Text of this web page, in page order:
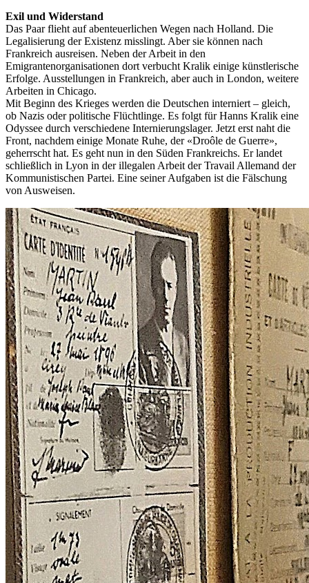
Exil und Widerstand
Das Paar flieht auf abenteuerlichen Wegen nach Holland. Die
Legalisierung der Existenz misslingt. Aber sie können nach
Frankreich ausreisen. Neben der Arbeit in den
Emigrantenorganisationen dort verbucht Kralik einige künstlerische
Erfolge. Ausstellungen in Frankreich, aber auch in London, weitere
Arbeiten in Chicago.
Mit Beginn des Krieges werden die Deutschen interniert – gleich,
ob Nazis oder politische Flüchtlinge. Es folgt für Hanns Kralik eine
Odyssee durch verschiedene Internierungslager. Jetzt erst naht die
Front, nachdem einige Monate Ruhe, der «Droôle de Guerre»,
geherrscht hat. Es geht nun in den Süden Frankreichs. Er landet
schließlich in Lyon in der illegalen Arbeit der Travail Allemand der
Kommunistischen Partei. Eine seiner Aufgaben ist die Fälschung
von Ausweisen.